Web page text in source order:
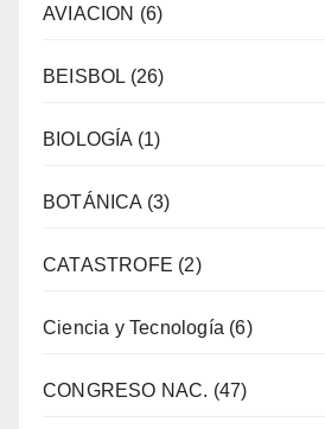
AVIACION (6)
BEISBOL (26)
BIOLOGÍA (1)
BOTÁNICA (3)
CATASTROFE (2)
Ciencia y Tecnología (6)
CONGRESO NAC. (47)